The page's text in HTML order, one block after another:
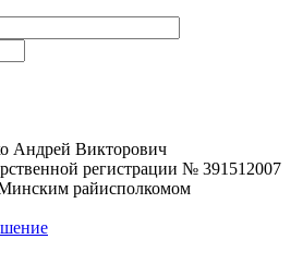
Андрей Викторович
регистрации № 391512007
райисполкомом